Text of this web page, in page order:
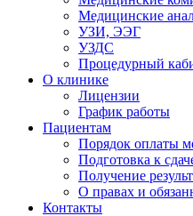
Медицинские
УЗИ, ЭЭГ
УЗДС
Процедурный
О клинике
Лицензии
График работы
Пациентам
Порядок оплаты
Подготовка к
Получение
О правах и
Контакты